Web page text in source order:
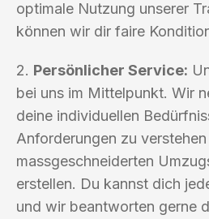
optimale Nutzung unserer
können wir dir faire
2. Persönlicher Service:
bei uns im Mittelpunkt. Wir
deine individuellen
Anforderungen zu
massgeschneiderten
erstellen. Du kannst dich
und wir beantworten gerne